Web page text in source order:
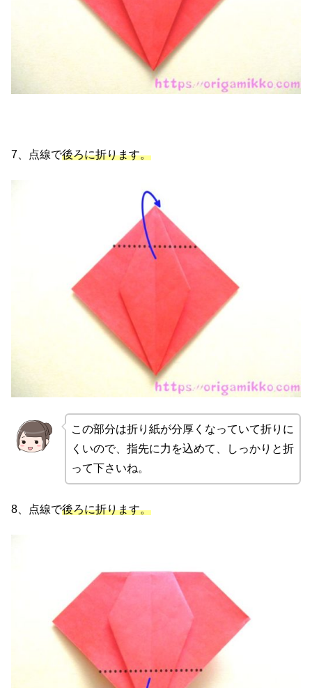
7、点線で後ろに折ります。
この部分は折り紙が分厚くなっていて折りに
くいので、指先に力を込めて、しっかりと折
って下さいね。
8、点線で後ろに折ります。